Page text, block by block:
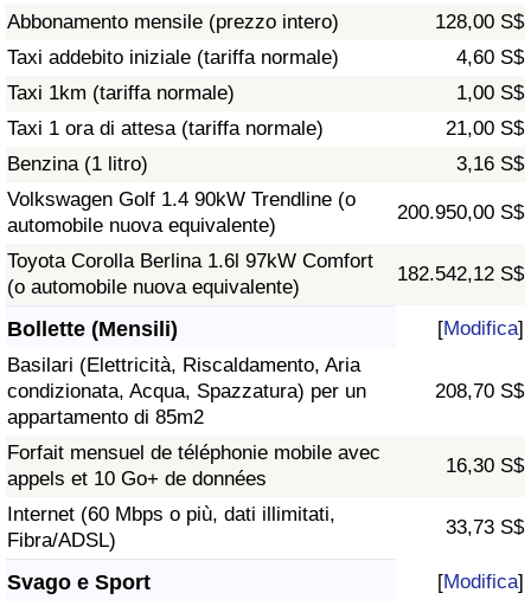
Abbonamento mensile (prezzo intero)
128,00 S$
Taxi addebito iniziale (tariffa normale)
4,60 S$
Taxi 1km (tariffa normale)
1,00 S$
Taxi 1 ora di attesa (tariffa normale)
21,00 S$
Benzina (1 litro)
3,16 S$
Volkswagen Golf 1.4 90kW Trendline (o
automobile nuova equivalente)
200.950,00 S$
Toyota Corolla Berlina 1.6l 97kW Comfort
(o automobile nuova equivalente)
182.542,12 S$
Bollette (Mensili) [Modifica]
Basilari (Elettricità, Riscaldamento, Aria
condizionata, Acqua, Spazzatura) per un
appartamento di 85m2
208,70 S$
Forfait mensuel de téléphonie mobile avec
appels et 10 Go+ de données
16,30 S$
Internet (60 Mbps o più, dati illimitati,
Fibra/ADSL)
33,73 S$
Svago e Sport [Modifica]